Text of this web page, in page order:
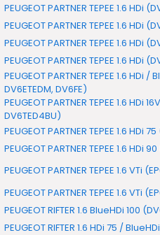
PEUGEOT PARTNER TEPEE 1.6 HDi
PEUGEOT PARTNER TEPEE 1.6 HDi
PEUGEOT PARTNER TEPEE 1.6 HDi
PEUGEOT PARTNER TEPEE 1.6 HDi
PEUGEOT PARTNER TEPEE 1.6 HDi /
DV6ETEDM, DV6FE)
PEUGEOT PARTNER TEPEE 1.6 HDi
DV6TED4BU)
PEUGEOT PARTNER TEPEE 1.6 HDi
PEUGEOT PARTNER TEPEE 1.6 HDi
PEUGEOT PARTNER TEPEE 1.6 VTi
PEUGEOT PARTNER TEPEE 1.6 VTi
PEUGEOT RIFTER 1.6 BlueHDi 100
PEUGEOT RIFTER 1.6 HDi 75 /